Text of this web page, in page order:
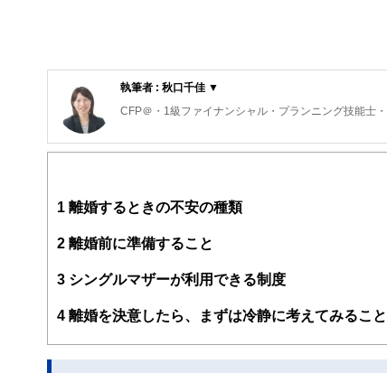
執筆者 : 秋口千佳 ▼
CFP＠・1級ファイナンシャル・プランニング技能士
1 離婚するときの不安の種類
2 離婚前に準備すること
3 シングルマザーが利用できる制度
4 離婚を決意したら、まずは冷静に考えてみること